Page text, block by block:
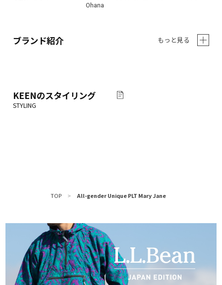
Ohana
ブランド紹介 もっと見る
KEENのスタイリング
TOP > All-gender Unique PLT Mary Jane